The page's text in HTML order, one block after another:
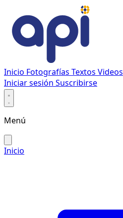
Inicio Fotografías Textos Videos
Iniciar sesión Suscribirse
Menú
Inicio